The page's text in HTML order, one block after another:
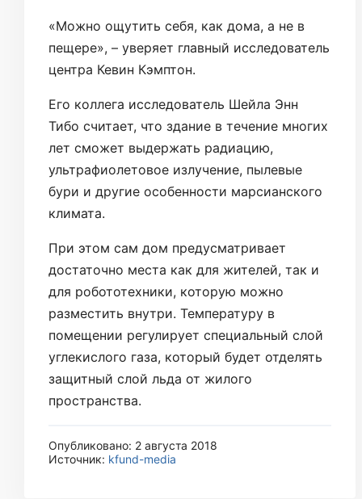
«Можно ощутить себя, как дома, а не в
пещере», – уверяет главный исследователь
центра Кевин Кэмптон.
Его коллега исследователь Шейла Энн
Тибо считает, что здание в течение многих
лет сможет выдержать радиацию,
ультрафиолетовое излучение, пылевые
бури и другие особенности марсианского
климата.
При этом сам дом предусматривает
достаточно места как для жителей, так и
для робототехники, которую можно
разместить внутри. Температуру в
помещении регулирует специальный слой
углекислого газа, который будет отделять
защитный слой льда от жилого
пространства.
Опубликовано: 2 августа 2018
Источник: kfund-media